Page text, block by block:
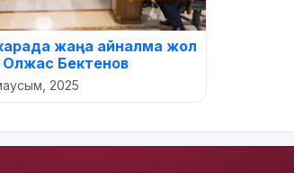
жаңа айналма жол
Бектенов
2025